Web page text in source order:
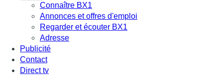
Connaître BX1
Annonces et offres d'emploi
Regarder et écouter BX1
Adresse
Publicité
Contact
Direct tv